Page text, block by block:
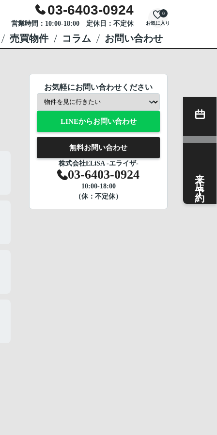
03-6403-0924
営業時間：10:00-18:00 定休日：不定休 お気に入り
0
売買物件 コラム お問い合わせ
お気軽にお問い合わせください
LINEからお問い合わせ
無料お問い合わせ
株式会社ELiSA -エライザ-
03-6403-0924
10:00-18:00
（休：不定休）
来店予約